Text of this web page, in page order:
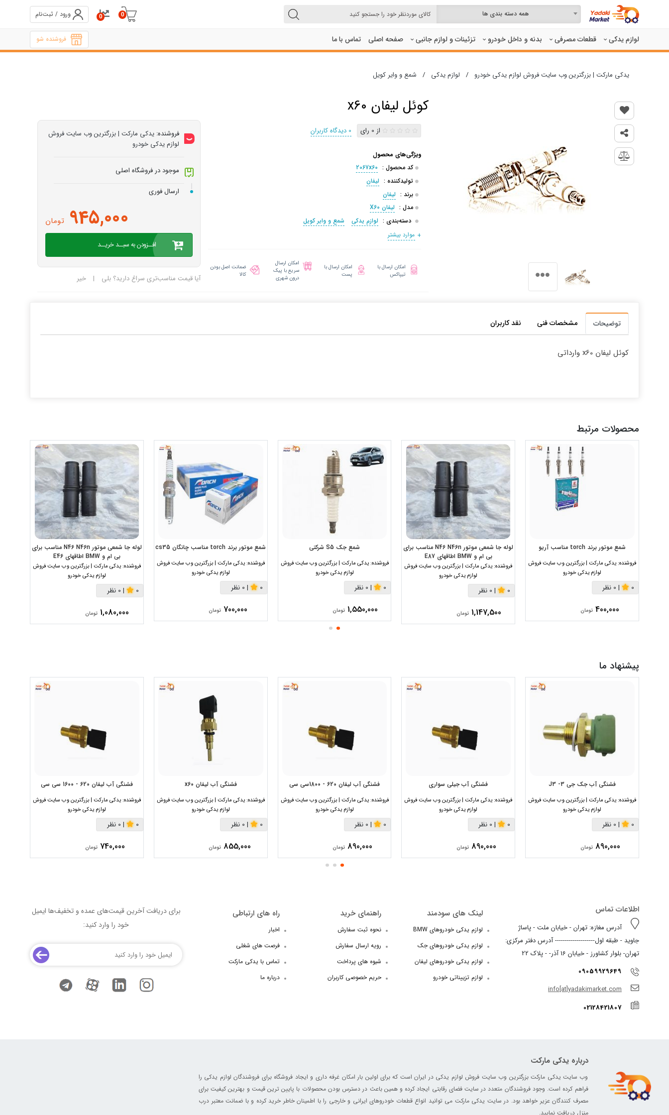
همه دسته بندی ها 0
0 ورود / ثبت‌نام
لوازم یدکی قطعات مصرفی بدنه و داخل خودرو تزئینات و لوازم جانبی صفحه اصلی تماس با ما فروشنده شو
یدکی مارکت | بزرگترین وب سایت فروش لوازم یدکی خودرو / لوازم یدکی / شمع و وایر کویل
کوئل لیفان x60
از 0 رای 0 دیدگاه کاربران
ویژگی‌های محصول
کد محصول : 2067x60
تولیدکننده : لیفان
برند : لیفان
مدل : لیفان X60
دسته‌بندی : لوازم یدکی
شمع و وایر کویل
موارد بیشتر
امکان ارسال با
تیپاکس
امکان ارسال با
پست
امکان ارسال
سریع با پیک
درون شهری
ضمانت اصل بودن
کالا
فروشنده: یدکی مارکت | بزرگترین وب سایت فروش
لوازم یدکی خودرو
موجود در فروشگاه اصلی
ارسال فوری
945,000 تومان
افــزودن به سبــد خریــد
آیا قیمت مناسب‌تری سراغ دارید؟ بلی | خیر
توضیحات مشخصات فنی نقد کاربران
کوئل لیفان x60 وارداتی
محصولات مرتبط
شمع موتور برند torch مناسب آریو
فروشنده: یدکی مارکت | بزرگترین وب سایت فروش
لوازم یدکی خودرو
0
| 0 نظر
400,000 تومان
لوله جا شمعی موتور N46 N46n مناسب برای
بی ام و BMW اطاقهای E87
فروشنده: یدکی مارکت | بزرگترین وب سایت فروش
لوازم یدکی خودرو
0
| 0 نظر
1,147,500 تومان
شمع جک S5 شرکتی
فروشنده: یدکی مارکت | بزرگترین وب سایت فروش
لوازم یدکی خودرو
0
| 0 نظر
1,550,000 تومان
شمع موتور برند torch مناسب چانگان cs35
فروشنده: یدکی مارکت | بزرگترین وب سایت فروش
لوازم یدکی خودرو
0
| 0 نظر
700,000 تومان
لوله جا شمعی موتور N46 N46n مناسب برای
بی ام و BMW اطاقهای E46
فروشنده: یدکی مارکت | بزرگترین وب سایت فروش
لوازم یدکی خودرو
0
| 0 نظر
1,080,000 تومان
پیشنهاد ما
فشنگی آب جک جی 3- J3
فروشنده: یدکی مارکت | بزرگترین وب سایت فروش
لوازم یدکی خودرو
0
| 0 نظر
890,000 تومان
فشنگی آب جیلی سواری
فروشنده: یدکی مارکت | بزرگترین وب سایت فروش
لوازم یدکی خودرو
0
| 0 نظر
890,000 تومان
فشنگی آب لیفان 620 - 1800سی سی
فروشنده: یدکی مارکت | بزرگترین وب سایت فروش
لوازم یدکی خودرو
0
| 0 نظر
890,000 تومان
فشنگی آب لیفان x60
فروشنده: یدکی مارکت | بزرگترین وب سایت فروش
لوازم یدکی خودرو
0
| 0 نظر
855,000 تومان
فشنگی آب لیفان 620 - 1600 سی سی
فروشنده: یدکی مارکت | بزرگترین وب سایت فروش
لوازم یدکی خودرو
0
| 0 نظر
740,000 تومان
اطلاعات تماس
آدرس مغازه: تهران - خیابان ملت - پاساژ
جاوید - طبقه اول-------------------- آدرس دفتر مرکزی:
تهران- بلوار کشاورز - خیابان 16 آذر- - پلاک 22
09059929649
info[at]yadakimarket.com
02128421807
لینک های سودمند
لوازم یدکی خودروهای BMW
لوازم یدکی خودروهای جک
لوازم یدکی خودروهای لیفان
لوازم تزییناتی خودرو
راهنمای خرید
نحوه ثبت سفارش
رویه ارسال سفارش
شیوه های پرداخت
حریم خصوصی کاربران
راه های ارتباطی
اخبار
فرصت های شغلی
تماس با یدکی مارکت
درباره ما
برای دریافت آخرین قیمت‌های عمده و تخفیف‌ها ایمیل
خود را وارد کنید:
درباره یدکی مارکت
وب سایت یدکی مارکت بزرگترین وب سایت فروش لوازم یدکی در ایران است که برای اولین بار امکان غرفه داری و ایجاد فروشگاه برای فروشندگان لوازم یدکی را
فراهم کرده است. وجود فروشندگان متعدد در سایت فضای رقابتی ایجاد کرده و همین باعث در دسترس بودن محصولات با پایین ترین قیمت و بهترین کیفیت برای
مصرف کنندگان عزیر خواهد بود. در سایت یدکی مارکت می توانید انواع قطعات خودروهای ایرانی و خارجی را با اطمینان خاطر خرید کرده و با ضمانت معتبر درب
منزل دریافت نمایید.